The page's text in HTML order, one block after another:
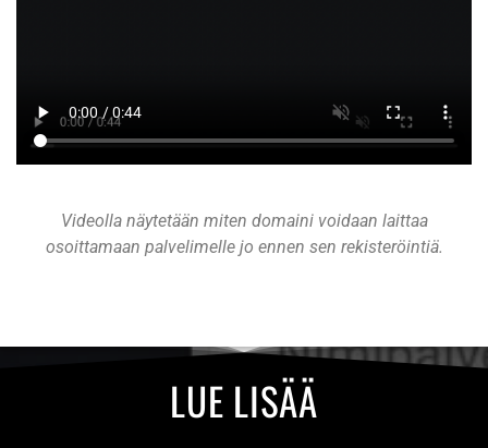
Videolla näytetään miten domaini voidaan laittaa
osoittamaan palvelimelle jo ennen sen rekisteröintiä.
LUE LISÄÄ